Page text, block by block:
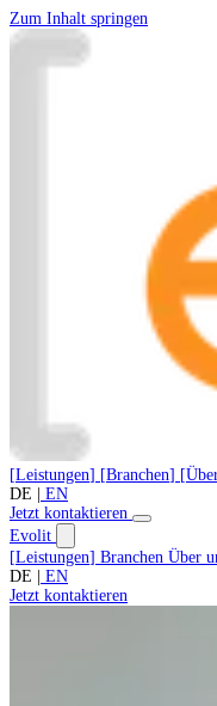
Zum Inhalt springen
[Leistungen] [Branchen] [
DE
EN
Jetzt kontaktieren
Evolit
[Leistungen] Branchen Über
DE
EN
Jetzt kontaktieren